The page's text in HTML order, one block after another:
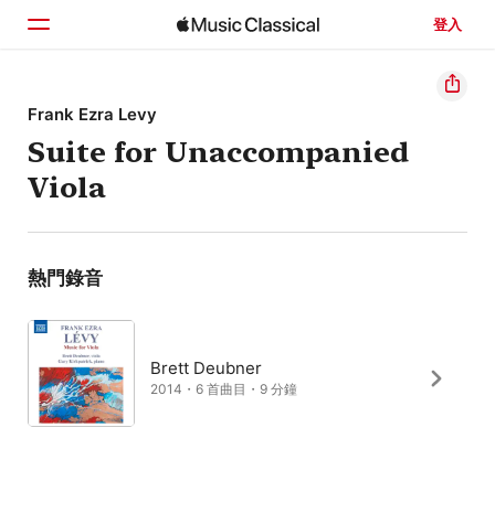
登入
首頁
瀏覽
搜尋
Frank Ezra Levy
Suite for Unaccompanied
Viola
熱門錄音
Brett Deubner
2014・6 首曲目・9 分鐘